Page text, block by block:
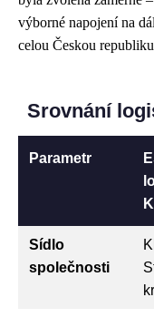
výborné napojení na
celou Českou
Srovnání
Parametr
Sídlo
společnosti